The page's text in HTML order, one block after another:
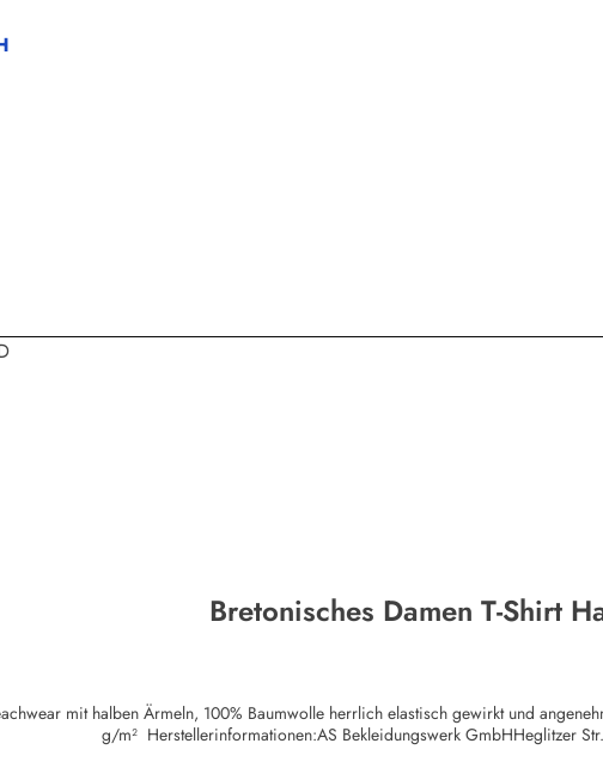
Bretonisches Damen T-Shirt
mit halben Ärmeln, 100% Baumwolle herrlich elastisch gewirkt und
g/m² Herstellerinformationen:AS Bekleidungswerk GmbHHeglitzer